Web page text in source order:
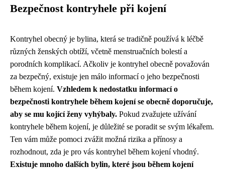
Bezpečnost kontryhele při kojení
Kontryhel obecný je bylina, která se tradičně používá k léčbě
různých ženských obtíží, včetně menstruačních bolestí a
porodních komplikací. Ačkoliv je kontryhel obecně považován
za bezpečný, existuje jen málo informací o jeho bezpečnosti
během kojení. Vzhledem k nedostatku informací o
bezpečnosti kontryhele během kojení se obecně doporučuje,
aby se mu kojící ženy vyhýbaly. Pokud zvažujete užívání
kontryhele během kojení, je důležité se poradit se svým lékařem.
Ten vám může pomoci zvážit možná rizika a přínosy a
rozhodnout, zda je pro vás kontryhel během kojení vhodný.
Existuje mnoho dalších bylin, které jsou během kojení